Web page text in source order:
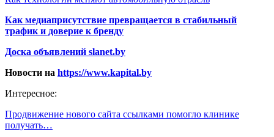
Как медиаприсутствие превращается в стабильный
трафик и доверие к бренду
Доска объявлений slanet.by
Новости на https://www.kapital.by
Интересное:
Продвижение нового сайта ссылками помогло клинике
получать…